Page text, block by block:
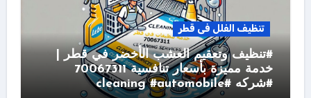
تنظيف الفلل فى قطر
#تنظيف وتعقيم العشب الأخضر في قطر |
خدمة مميزة بأسعار تنافسية 70067311
#شركه #cleaning #automobile